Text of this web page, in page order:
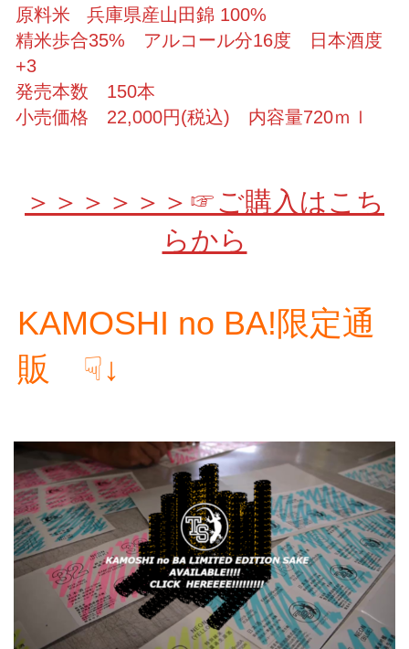
原料米 兵庫県産山田錦 100%
精米歩合35% アルコール分16度 日本酒度
+3
発売本数 150本
小売価格 22,000円(税込) 内容量720ｍｌ
＞＞＞＞＞＞☞ご購入はこち
らから
KAMOSHI no BA!限定通
販 ☟↓